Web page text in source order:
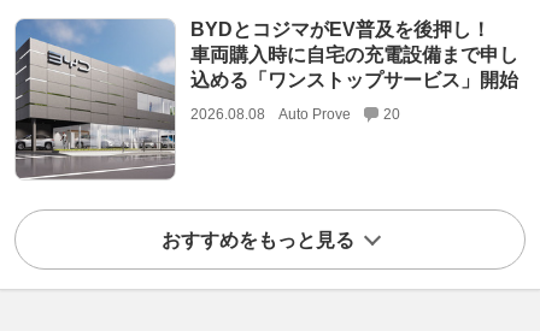
BYDとコジマがEV普及を後押し！
車両購入時に自宅の充電設備まで申し
込める「ワンストップサービス」開始
2026.08.08 Auto Prove 20
おすすめをもっと見る